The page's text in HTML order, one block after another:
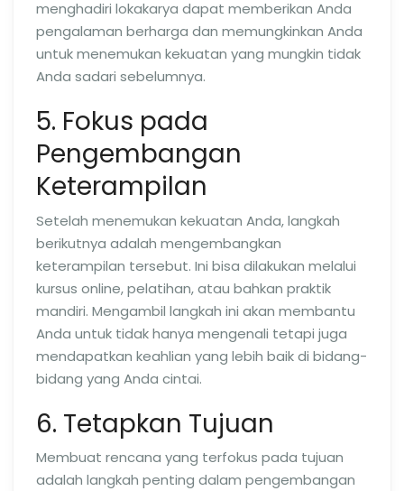
menghadiri lokakarya dapat memberikan Anda
pengalaman berharga dan memungkinkan Anda
untuk menemukan kekuatan yang mungkin tidak
Anda sadari sebelumnya.
5. Fokus pada
Pengembangan
Keterampilan
Setelah menemukan kekuatan Anda, langkah
berikutnya adalah mengembangkan
keterampilan tersebut. Ini bisa dilakukan melalui
kursus online, pelatihan, atau bahkan praktik
mandiri. Mengambil langkah ini akan membantu
Anda untuk tidak hanya mengenali tetapi juga
mendapatkan keahlian yang lebih baik di bidang-
bidang yang Anda cintai.
6. Tetapkan Tujuan
Membuat rencana yang terfokus pada tujuan
adalah langkah penting dalam pengembangan